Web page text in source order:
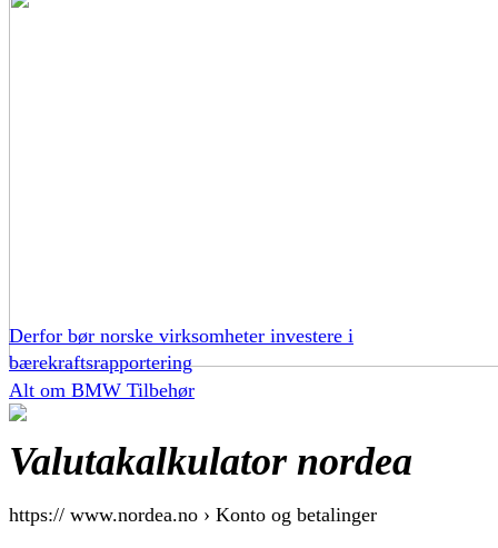
Derfor bør norske virksomheter investere i
bærekraftsrapportering
Alt om BMW Tilbehør
Valutakalkulator nordea
https:// www.nordea.no › Konto og betalinger